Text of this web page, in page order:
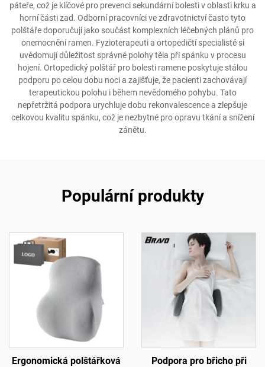
páteře, což je klíčové pro prevenci sekundární bolesti v oblasti krku a
horní části zad. Odborní pracovníci ve zdravotnictví často tyto
polštáře doporučují jako součást komplexních léčebných plánů pro
onemocnění ramen. Fyzioterapeuti a ortopedičtí specialisté si
uvědomují důležitost správné polohy těla při spánku v procesu
hojení. Ortopedický polštář pro bolesti ramene poskytuje stálou
podporu po celou dobu noci a zajišťuje, že pacienti zachovávají
terapeutickou polohu i během nevědomého pohybu. Tato
nepřetržitá podpora urychluje dobu rekonvalescence a zlepšuje
celkovou kvalitu spánku, což je nezbytné pro opravu tkání a snížení
zánětu.
Populární produkty
Ergonomická polštářková
Podpora pro břicho při